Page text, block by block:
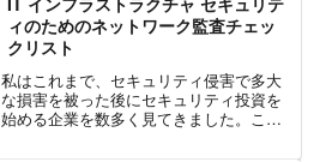
敗し、自社のデータ...
ィのためのネットワーク監査チェッ
クリスト
私はこれまで、セキュリティ侵害で多大
な損害を被った後にセキュリティ投資を
始める企業を数多く見てきました。これ